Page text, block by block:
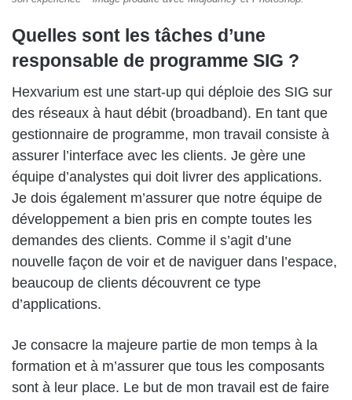
Quelles sont les tâches d’une
responsable de programme SIG ?
Hexvarium est une start-up qui déploie des SIG sur
des réseaux à haut débit (broadband). En tant que
gestionnaire de programme, mon travail consiste à
assurer l’interface avec les clients. Je gère une
équipe d’analystes qui doit livrer des applications.
Je dois également m’assurer que notre équipe de
développement a bien pris en compte toutes les
demandes des clients. Comme il s’agit d’une
nouvelle façon de voir et de naviguer dans l’espace,
beaucoup de clients découvrent ce type
d’applications.
Je consacre la majeure partie de mon temps à la
formation et à m’assurer que tous les composants
sont à leur place. Le but de mon travail est de faire